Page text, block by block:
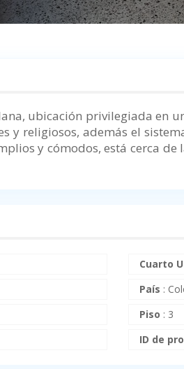
ubicación privilegiada en
y religiosos, además el
y cómodos, está cerca de
Cuarto
País :
Piso : 3
ID de